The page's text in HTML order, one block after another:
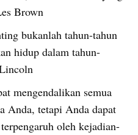
Brown
bukanlah tahun-tahun
hidup dalam tahun-
mengendalikan semua
Anda, tetapi Anda dapat
oleh kejadian-